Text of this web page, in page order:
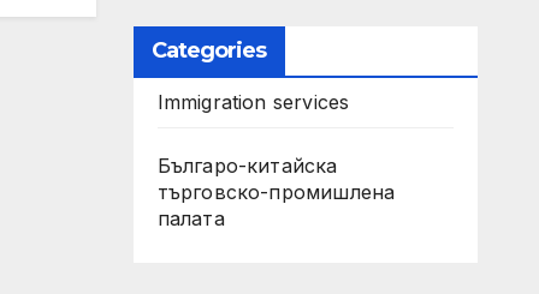
Categories
Immigration services
Българо-китайска
търговско-промишлена
палата